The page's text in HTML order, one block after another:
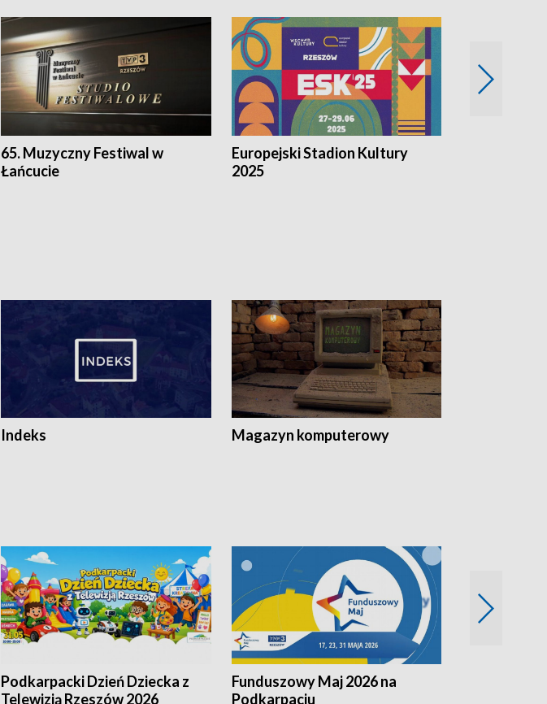
65. Muzyczny Festiwal w
Łańcucie
Europejski Stadion Kultury
2025
Indeks Magazyn komputerowy
Podkarpacki Dzień Dziecka z
Telewizją Rzeszów 2026
Funduszowy Maj 2026 na
Podkarpaciu